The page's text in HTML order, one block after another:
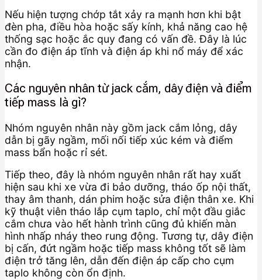
Nếu hiện tượng chớp tắt xảy ra mạnh hơn khi bật
đèn pha, điều hòa hoặc sấy kính, khả năng cao hệ
thống sạc hoặc ắc quy đang có vấn đề. Đây là lúc
cần đo điện áp tĩnh và điện áp khi nổ máy để xác
nhận.
Các nguyên nhân từ jack cắm, dây điện và điểm
tiếp mass là gì?
Nhóm nguyên nhân này gồm jack cắm lỏng, dây
dẫn bị gãy ngầm, mối nối tiếp xúc kém và điểm
mass bẩn hoặc rỉ sét.
Tiếp theo, đây là nhóm nguyên nhân rất hay xuất
hiện sau khi xe vừa đi bảo dưỡng, tháo ốp nội thất,
thay âm thanh, dán phim hoặc sửa điện thân xe. Khi
kỹ thuật viên tháo lắp cụm taplo, chỉ một đầu giắc
cắm chưa vào hết hành trình cũng đủ khiến màn
hình nhấp nháy theo rung động. Tương tự, dây điện
bị cấn, đứt ngầm hoặc tiếp mass không tốt sẽ làm
điện trở tăng lên, dẫn đến điện áp cấp cho cụm
taplo không còn ổn định.